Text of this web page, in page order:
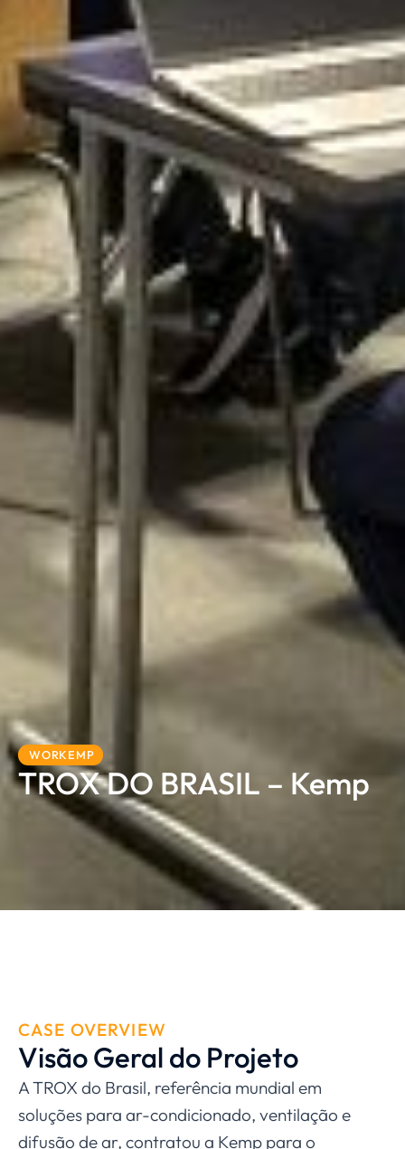
WORKEMP
TROX DO BRASIL – Kemp
CASE OVERVIEW
Visão Geral do Projeto
A TROX do Brasil, referência mundial em
soluções para ar-condicionado, ventilação e
difusão de ar, contratou a Kemp para o